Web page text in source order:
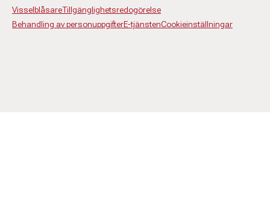
VisselblåsareTillgänglighetsredogörelse
Behandling av personuppgifterE-tjänstenCookieinställningar